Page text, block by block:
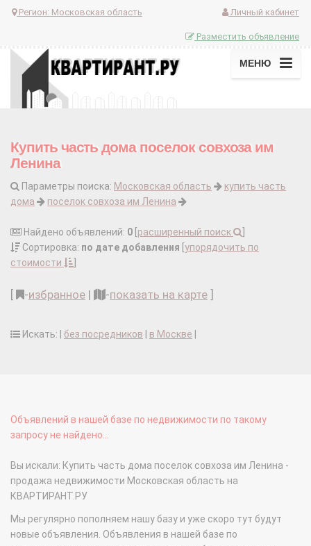
Регион: Московская область Личный кабинет
Разместить объявление
МЕНЮ
Купить часть дома поселок совхоза им
Ленина
Параметры поиска: Московская область
купить часть
дома
поселок совхоза им Ленина
Найдено объявлений: 0 расширенный поиск
Сортировка: по дате добавления упорядочить по
стоимости
-избранное | -показать на карте
Искать: | без посредников в Москве
Объявлений в нашей базе по недвижимости по такому
запросу не найдено...
Вы искали: Купить часть дома поселок совхоза им Ленина -
продажа недвижимости Московская область на
КВАРТИРАНТ.РУ
Мы регулярно пополняем нашу базу и уже скоро тут будут
новые объявления. Объявления в нашей базе по